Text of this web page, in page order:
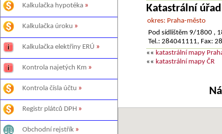
Kalkulačka hypotéka »
Kalkulačka úroku »
Kalkulačka elektřiny ERÚ »
Kontrola najetých Km »
Kontrola čísla účtu »
Registr plátců DPH »
Obchodní rejstřík »
Katastrální
okres: Praha-město
Pod sídlištěm 9/1800 ,
Tel.: 284041111, Fax:
«« katastrální mapy
«« katastrální mapy ČR